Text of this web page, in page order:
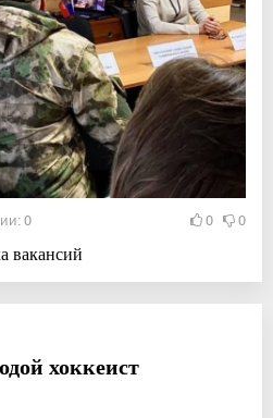
0 0 0
вакансий
хоккеист